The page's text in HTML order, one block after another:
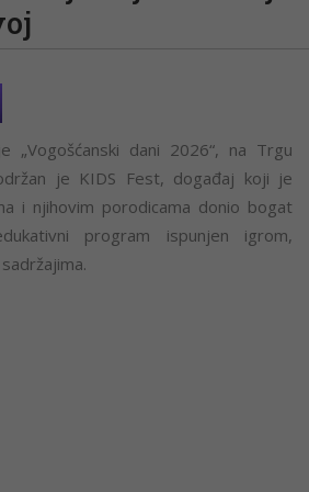
„Vogošćanski dani 2026“, na Trgu
je KIDS Fest, događaj koji je
i njihovim porodicama donio bogat
program ispunjen igrom,